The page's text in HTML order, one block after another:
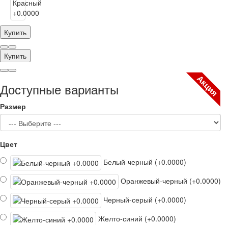
Купить
Купить
Доступные варианты
Размер
Цвет
Белый-черный (+0.0000)
Оранжевый-черный (+0.0000)
Черный-серый (+0.0000)
Желто-синий (+0.0000)
Акция